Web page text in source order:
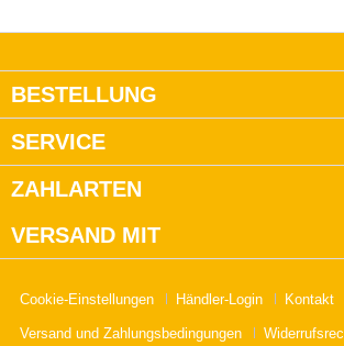
BESTELLUNG
SERVICE
ZAHLARTEN
VERSAND MIT
Cookie-Einstellungen Händler-Login Kontakt
Versand und Zahlungsbedingungen